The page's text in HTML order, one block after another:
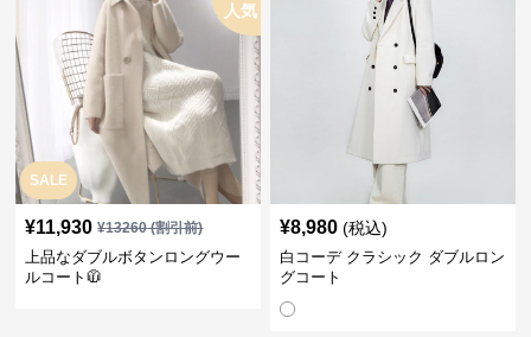
SALE
人気
¥11,930 ¥13260(割引前)
上品なダブルボタンロングウー
ルコート🧥
¥8,980 (税込)
白コーデ クラシック ダブルロン
グコート